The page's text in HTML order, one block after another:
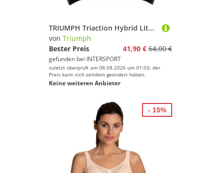
TRIUMPH Triaction Hybrid Lite P EX
von Triumph
Bester Preis
41,90 € 64,00 €
gefunden bei INTERSPORT
zuletzt überprüft am 08.08.2026 um 01:03; der
Preis kann sich seitdem geändert haben.
Keine weiteren Anbieter
- 15%